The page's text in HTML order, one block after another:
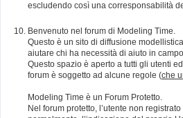
escludendo così una corresponsabilità
Benvenuto nel forum di Modeling Time.
Questo è un sito di diffusione
aiutare chi ha necessità di aiuto in
Questo spazio è aperto a tutti gli utenti
forum è soggetto ad alcune regole (che
Modeling Time è un Forum Protetto.
Nel forum protetto, l’utente non